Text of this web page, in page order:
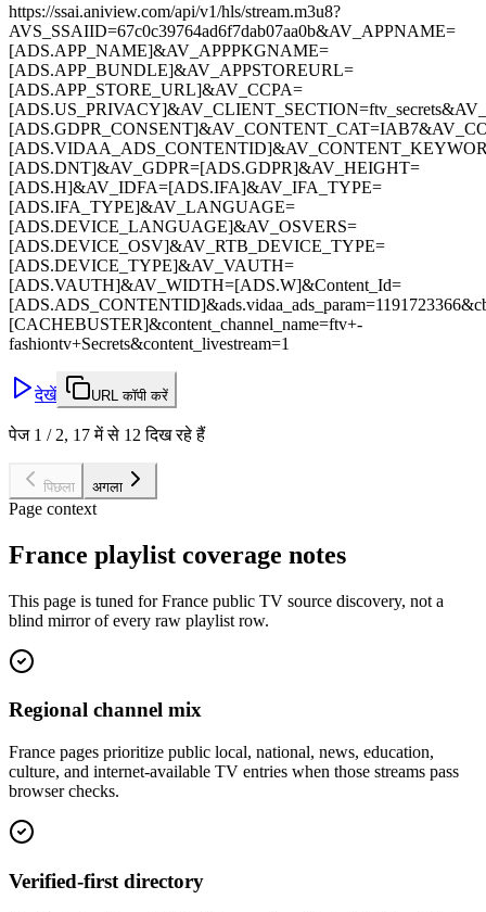
https://ssai.aniview.com/api/v1/hls/stream.m3u8?
AVS_SSAIID=67c0c39764ad6f7dab07aa0b&AV_APPNAME=
[ADS.APP_NAME]&AV_APPPKGNAME=
[ADS.APP_BUNDLE]&AV_APPSTOREURL=
[ADS.APP_STORE_URL]&AV_CCPA=
[ADS.DNT]&AV_GDPR=[ADS.GDPR]&AV_HEIGHT=
[ADS.H]&AV_IDFA=[ADS.IFA]&AV_IFA_TYPE=
[ADS.IFA_TYPE]&AV_LANGUAGE=
[ADS.DEVICE_LANGUAGE]&AV_OSVERS=
[ADS.DEVICE_OSV]&AV_RTB_DEVICE_TYPE=
[ADS.DEVICE_TYPE]&AV_VAUTH=
[ADS.VAUTH]&AV_WIDTH=[ADS.W]&Content_Id=
[CACHEBUSTER]&content_channel_name=ftv+-
fashiontv+Secrets&content_livestream=1
देखें URL कॉपी करें
पेज 1 / 2, 17 में से 12 दिख रहे हैं
पिछला अगला
Page context
France playlist coverage notes
This page is tuned for France public TV source discovery, not a
blind mirror of every raw playlist row.
Regional channel mix
France pages prioritize public local, national, news, education,
culture, and internet-available TV entries when those streams pass
browser checks.
Verified-first directory